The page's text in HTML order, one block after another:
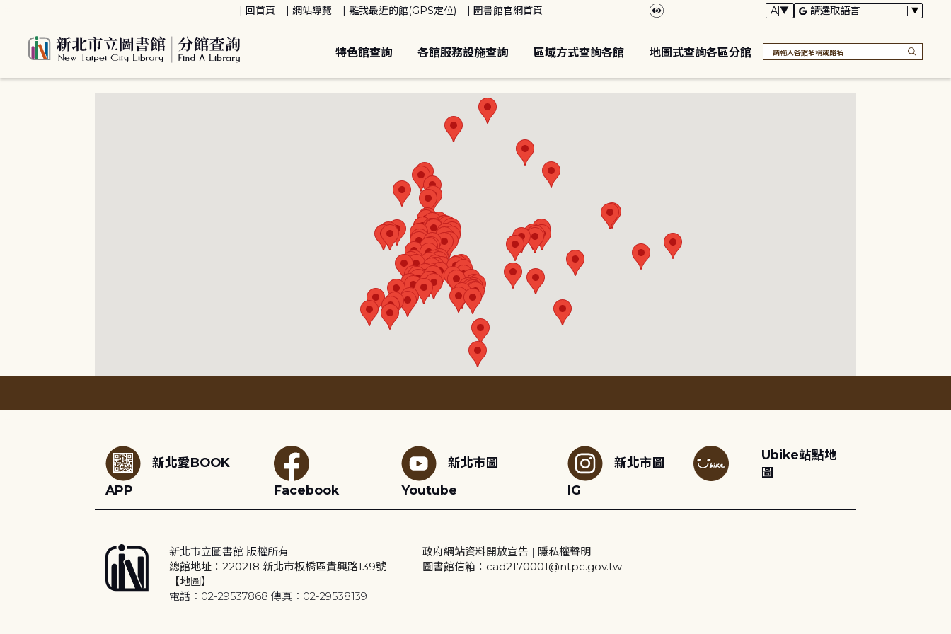
回首頁 網站導覽 離我最近的館(GPS定位) 圖書館官網首頁
特色館查詢 各館服務設施查詢 區域方式查詢各館 地圖式查詢各區分館
新北愛BOOK
APP
Facebook
新北市圖
Youtube
新北市圖
IG
Ubike站點地
圖
新北市立圖書館 版權所有
總館地址：220218 新北市板橋區貴興路139號
【地圖】
電話：02-29537868 傳真：02-29538139
政府網站資料開放宣告 | 隱私權聲明
圖書館信箱：cad2170001@ntpc.gov.tw